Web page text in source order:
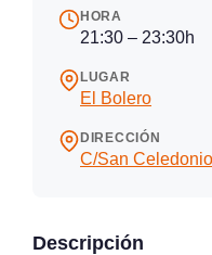
HORA
21:30 – 23:30h
LUGAR
El Bolero
DIRECCIÓN
C/San
Descripción